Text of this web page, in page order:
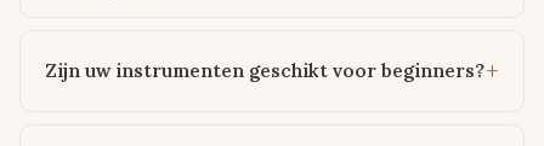
Zijn uw instrumenten geschikt voor beginners?